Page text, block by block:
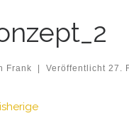
Frank | Veröffentlicht 27.